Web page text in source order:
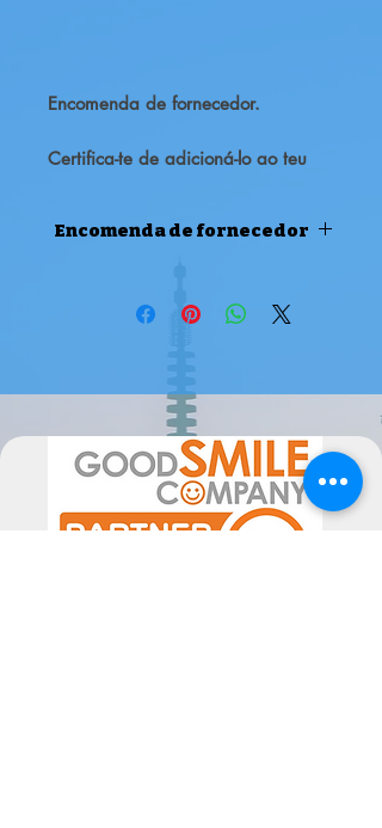
Encomenda de fornecedor.
Certifica-te de adicioná-lo ao teu
Encomenda de fornecedor
Atenção, este produto é uma
encomenda de fornecedor, pode
de maior movimento de
encomendas).
Por favor sinta-se livre para nos
contactar se tiver alguma dúvida.
A data de chegada pode sofrer
alterações, dependentes do